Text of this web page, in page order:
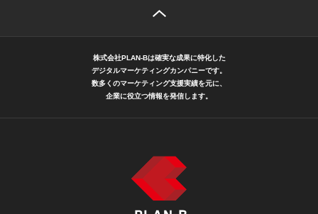
株式会社PLAN-Bは確実な成果に特化した
デジタルマーケティングカンパニーです。
数多くのマーケティング支援実績を元に、
企業に役立つ情報を発信します。